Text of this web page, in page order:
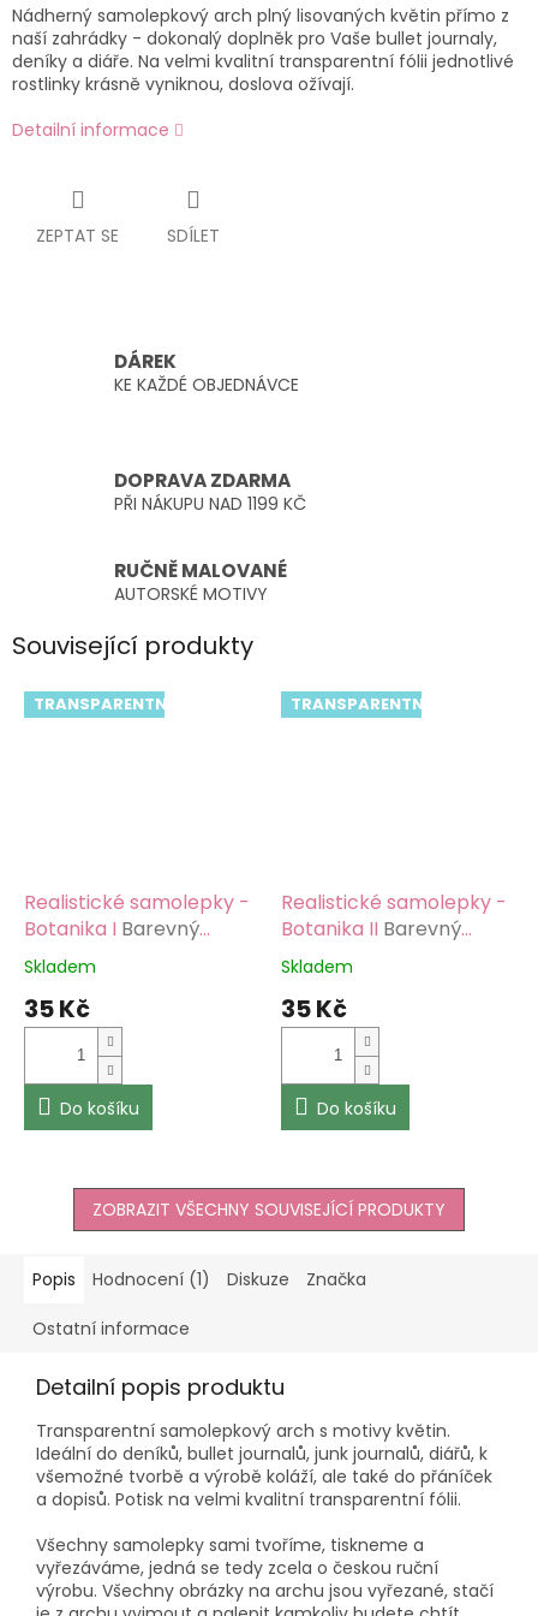
Nádherný samolepkový arch plný lisovaných květin přímo z
naší zahrádky - dokonalý doplněk pro Vaše bullet journaly,
deníky a diáře. Na velmi kvalitní transparentní fólii jednotlivé
rostlinky krásně vyniknou, doslova ožívají.
Detailní informace
ZEPTAT SE SDÍLET
DÁREK
KE KAŽDÉ OBJEDNÁVCE
DOPRAVA ZDARMA
PŘI NÁKUPU NAD 1199 KČ
RUČNĚ MALOVANÉ
AUTORSKÉ MOTIVY
Související produkty
TRANSPARENTNÍ
Realistické samolepky -
Botanika I Barevný
potisk, lesklá
transparentní fólie
Průměrné
hodnocení
produktu
z
hvězdiček.
Skladem
35 Kč
Do košíku
TRANSPARENTNÍ
Realistické samolepky -
Botanika II Barevný
potisk, lesklá
transparentní fólie
Průměrné
hodnocení
produktu
z
hvězdiček.
Skladem
35 Kč
Do košíku
ZOBRAZIT VŠECHNY SOUVISEJÍCÍ PRODUKTY
Popis Hodnocení (1) Diskuze Značka
Ostatní informace
Detailní popis produktu
Transparentní samolepkový arch s motivy květin.
Ideální do deníků, bullet journalů, junk journalů, diářů, k
všemožné tvorbě a výrobě koláží, ale také do přáníček
a dopisů. Potisk na velmi kvalitní transparentní fólii.
Všechny samolepky sami tvoříme, tiskneme a
vyřezáváme, jedná se tedy zcela o českou ruční
výrobu. Všechny obrázky na archu jsou vyřezané, stačí